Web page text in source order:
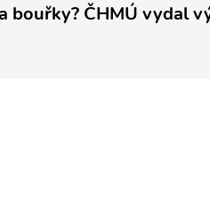
bouřky? ČHMÚ vydal